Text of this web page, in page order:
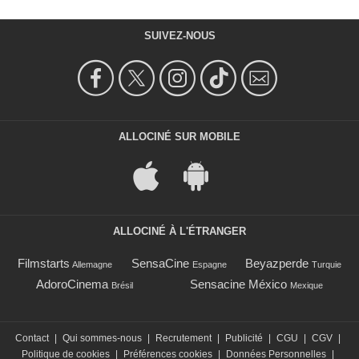
SUIVEZ-NOUS
ALLOCINÉ SUR MOBILE
ALLOCINÉ À L'ÉTRANGER
Filmstarts Allemagne SensaCine Espagne Beyazperde Turquie
AdoroCinema Brésil Sensacine México Mexique
Contact Qui sommes-nous Recrutement Publicité CGU CGV
Politique de cookies
Préférences cookies Données Personnelles